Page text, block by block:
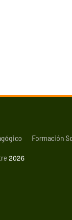
Formación
2026